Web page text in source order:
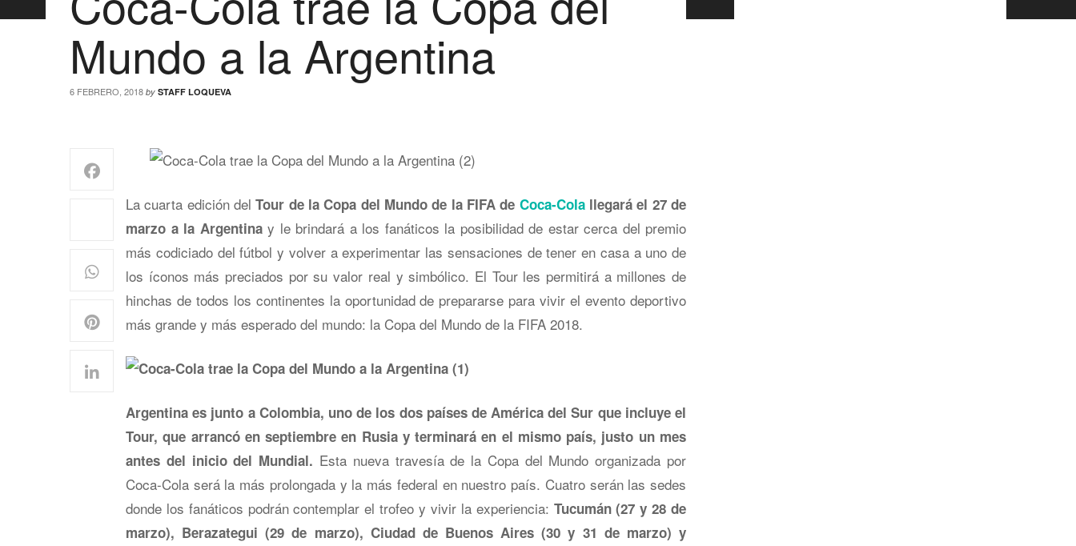
Mundo a la Argentina
6 FEBRERO, 2018 by STAFF LOQUEVA
La cuarta edición delTour de la Copa del Mundo de la FIFA de Coca-Colallegará el 27 de
marzo a la Argentinay le brindará a los fanáticos la posibilidad de estar cerca del premio
más codiciado del fútbol y volver a experimentar las sensaciones de tener en casa a uno de
los íconos más preciados por su valor real y simbólico. El Tour les permitirá a millones de
hinchas de todos los continentes la oportunidad de prepararse para vivir el evento deportivo
más grande y más esperado del mundo: la Copa del Mundo de la FIFA 2018.
Argentina es junto a Colombia, uno de los dos países de América del Sur que incluye el
Tour, que arrancó en septiembre en Rusia y terminará en el mismo país, justo un mes
antes del inicio del Mundial. Esta nueva travesía de la Copa del Mundo organizada por
Coca-Cola será la más prolongada y la más federal en nuestro país. Cuatro serán las sedes
donde los fanáticos podrán contemplar el trofeo y vivir la experiencia: Tucumán (27 y 28 de
marzo), Berazategui (29 de marzo), Ciudad de Buenos Aires (30 y 31 de marzo) y